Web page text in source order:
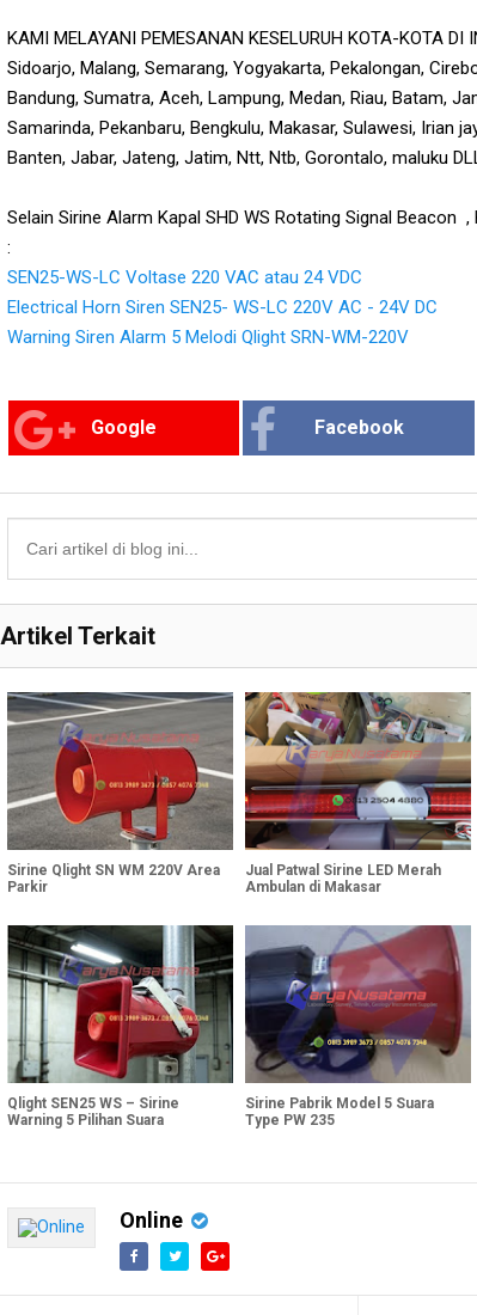
KAMI MELAYANI PEMESANAN KESELURUH KOTA-KOTA DI
Sidoarjo, Malang, Semarang, Yogyakarta, Pekalongan,
Bandung, Sumatra, Aceh, Lampung, Medan, Riau, Batam,
Samarinda, Pekanbaru, Bengkulu, Makasar, Sulawesi, Irian
Banten, Jabar, Jateng, Jatim, Ntt, Ntb, Gorontalo, maluku
Selain Sirine Alarm Kapal SHD WS Rotating Signal Beacon
:
SEN25-WS-LC Voltase 220 VAC atau 24 VDC
Electrical Horn Siren SEN25- WS-LC 220V AC - 24V DC
Warning Siren Alarm 5 Melodi Qlight SRN-WM-220V
Google Facebook
Artikel Terkait
Sirine Qlight SN WM 220V Area
Parkir
Jual Patwal Sirine LED Merah
Ambulan di Makasar
Qlight SEN25 WS – Sirine
Warning 5 Pilihan Suara
Sirine Pabrik Model 5 Suara
Type PW 235
Online